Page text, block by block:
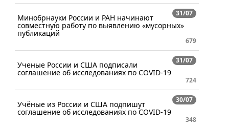
31/07
Минобрнауки России и РАН начинают
совместную работу по выявлению «мусорных»
публикаций
679
31/07
Ученые России и США подписали
соглашение об исследованиях по COVID-19
724
30/07
Учёные из России и США подпишут
соглашение об исследованиях по COVID-19
348